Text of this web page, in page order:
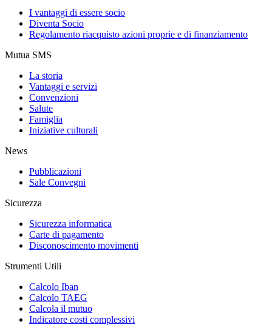
I vantaggi di essere socio
Diventa Socio
Regolamento riacquisto azioni proprie e di finanziamento
Mutua SMS
La storia
Vantaggi e servizi
Convenzioni
Salute
Famiglia
Iniziative culturali
News
Pubblicazioni
Sale Convegni
Sicurezza
Sicurezza informatica
Carte di pagamento
Disconoscimento movimenti
Strumenti Utili
Calcolo Iban
Calcolo TAEG
Calcola il mutuo
Indicatore costi complessivi